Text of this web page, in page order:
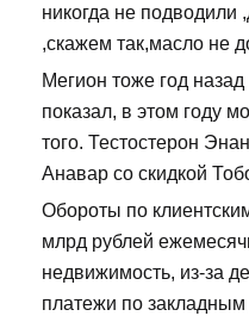
никогда не
,скажем так,масло не
Мегион тоже год
показал, в этом году
того. Тестостерон
Анавар со скидкой
Обороты по
млрд рублей
недвижимость, из-за
платежи по